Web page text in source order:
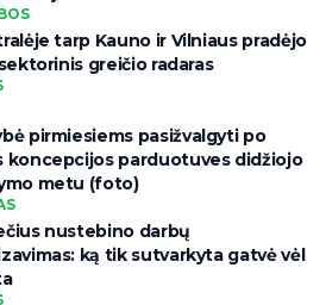
tarp Kauno ir Vilniaus pradėjo
greičio radaras
pirmiesiems pasižvalgyti po
koncepcijos parduotuves didžiojo
metu (foto)
nustebino darbų
ką tik sutvarkyta gatvė vėl